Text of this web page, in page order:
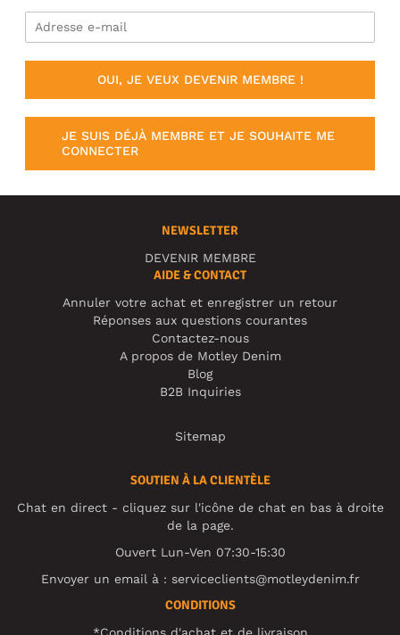
OUI, JE VEUX DEVENIR MEMBRE !
JE SUIS DÉJÀ MEMBRE ET JE SOUHAITE ME
CONNECTER
NEWSLETTER
DEVENIR MEMBRE
AIDE & CONTACT
Annuler votre achat et enregistrer un retour
Réponses aux questions courantes
Contactez-nous
A propos de Motley Denim
Blog
B2B Inquiries
Sitemap
SOUTIEN À LA CLIENTÈLE
Chat en direct - cliquez sur l'icône de chat en bas à droite
de la page.
Ouvert Lun-Ven 07:30-15:30
Envoyer un email à : serviceclients@motleydenim.fr
CONDITIONS